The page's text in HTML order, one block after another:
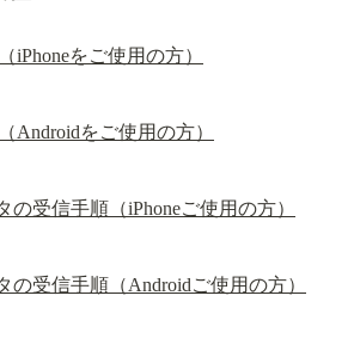
をご使用の方）
Androidをご使用の方）
受信手順（iPhoneご使用の方）
受信手順（Androidご使用の方）